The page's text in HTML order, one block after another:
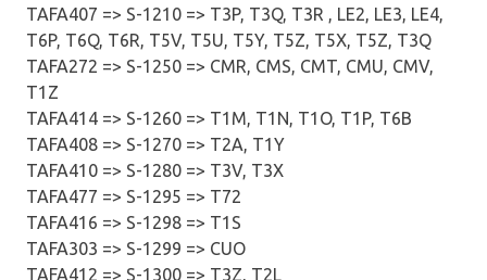
TAFA407 => S-1210 => T3P, T3Q, T3R , LE2, LE3, LE4,
T6P, T6Q, T6R, T5V, T5U, T5Y, T5Z, T5X, T5Z, T3Q
TAFA272 => S-1250 => CMR, CMS, CMT, CMU, CMV,
T1Z
TAFA414 => S-1260 => T1M, T1N, T1O, T1P, T6B
TAFA408 => S-1270 => T2A, T1Y
TAFA410 => S-1280 => T3V, T3X
TAFA477 => S-1295 => T72
TAFA416 => S-1298 => T1S
TAFA303 => S-1299 => CUO
TAFA412 => S-1300 => T3Z, T2L